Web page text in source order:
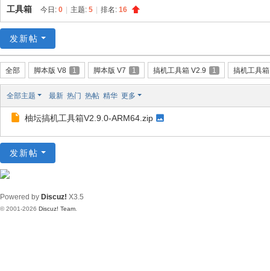
M
I
D
O
W
S
工具箱 今日: 0 主题: 5 排名: 16
发新帖
全部 脚本版 V8 1 脚本版 V7 1 搞机工具箱 V2.9 1 搞机工具
全部主题 最新 热门 热帖 精华 更多
柚坛搞机工具箱V2.9.0-ARM64.zip
发新帖
Powered by Discuz! X3.5
© 2001-2026 Discuz! Team